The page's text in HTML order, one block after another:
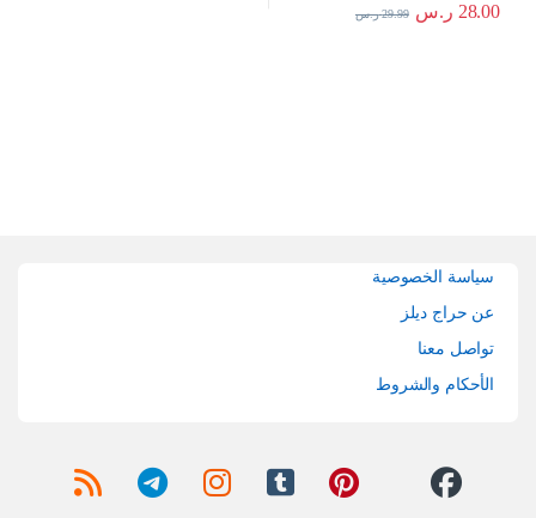
28.00 ر.س 29.99 ر.س
سياسة الخصوصية
عن حراج ديلز
تواصل معنا
الأحكام والشروط